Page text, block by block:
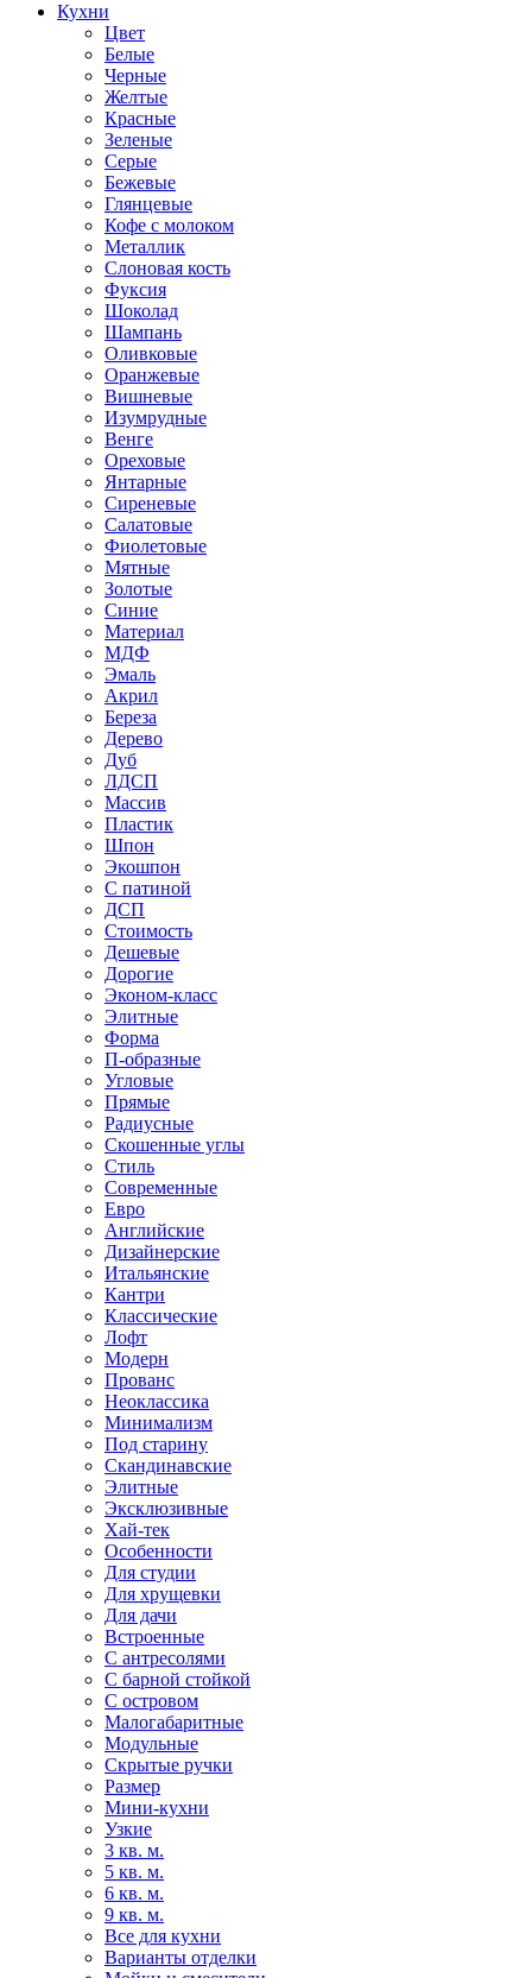
Кухни
Цвет
Белые
Черные
Желтые
Красные
Зеленые
Серые
Бежевые
Глянцевые
Кофе с молоком
Металлик
Слоновая кость
Фуксия
Шоколад
Шампань
Оливковые
Оранжевые
Вишневые
Изумрудные
Венге
Ореховые
Янтарные
Сиреневые
Салатовые
Фиолетовые
Мятные
Золотые
Синие
Материал
МДФ
Эмаль
Акрил
Береза
Дерево
Дуб
ЛДСП
Массив
Пластик
Шпон
Экошпон
С патиной
ДСП
Стоимость
Дешевые
Дорогие
Эконом-класс
Элитные
Форма
П-образные
Угловые
Прямые
Радиусные
Скошенные углы
Стиль
Современные
Евро
Английские
Дизайнерские
Итальянские
Кантри
Классические
Лофт
Модерн
Прованс
Неоклассика
Минимализм
Под старину
Скандинавские
Элитные
Эксклюзивные
Хай-тек
Особенности
Для студии
Для хрущевки
Для дачи
Встроенные
С антресолями
С барной стойкой
С островом
Малогабаритные
Модульные
Скрытые ручки
Размер
Мини-кухни
Узкие
3 кв. м.
5 кв. м.
6 кв. м.
9 кв. м.
Все для кухни
Варианты отделки